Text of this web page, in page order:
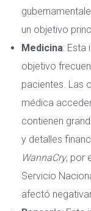
un objetivo
Medicina: Esta
objetivo
pacientes. Las
médica
contienen
y detalles
WannaCry, por
Servicio
afectó